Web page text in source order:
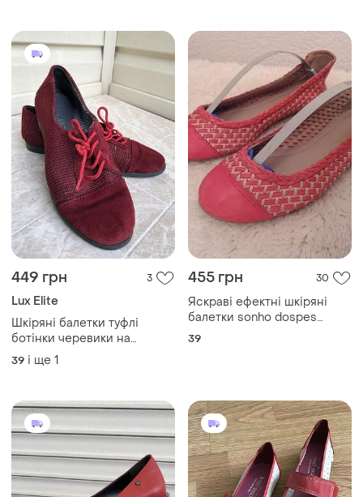
449 грн 3
Lux Elite
Шкіряні балетки туфлі
ботінки черевики на
шнурівці
39 і ще 1
455 грн 30
Яскраві ефектні шкіряні
балетки sonho dospes
бразилія плетінка
39